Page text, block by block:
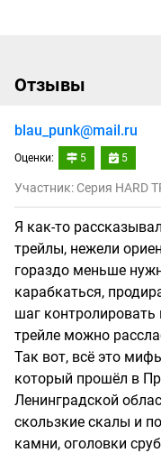
Отзывы
blau_punk@mail.ru
Оценки: 5 5
Участник: Серия HARD
Я как-то
трейлы, нежели
гораздо меньше
карабкаться,
шаг контролировать
трейле можно
Так вот, всё это
который прошёл в
Ленинградской
скользкие скалы и
камни, оголовки